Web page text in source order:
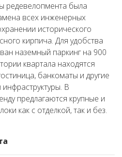
редевелопмента была
всех инженерных
исторического
кирпича. Для удобства
наземный паркинг на 900
квартала находятся
банкоматы и другие
В
предлагаются крупные и
как с отделкой, так и без.